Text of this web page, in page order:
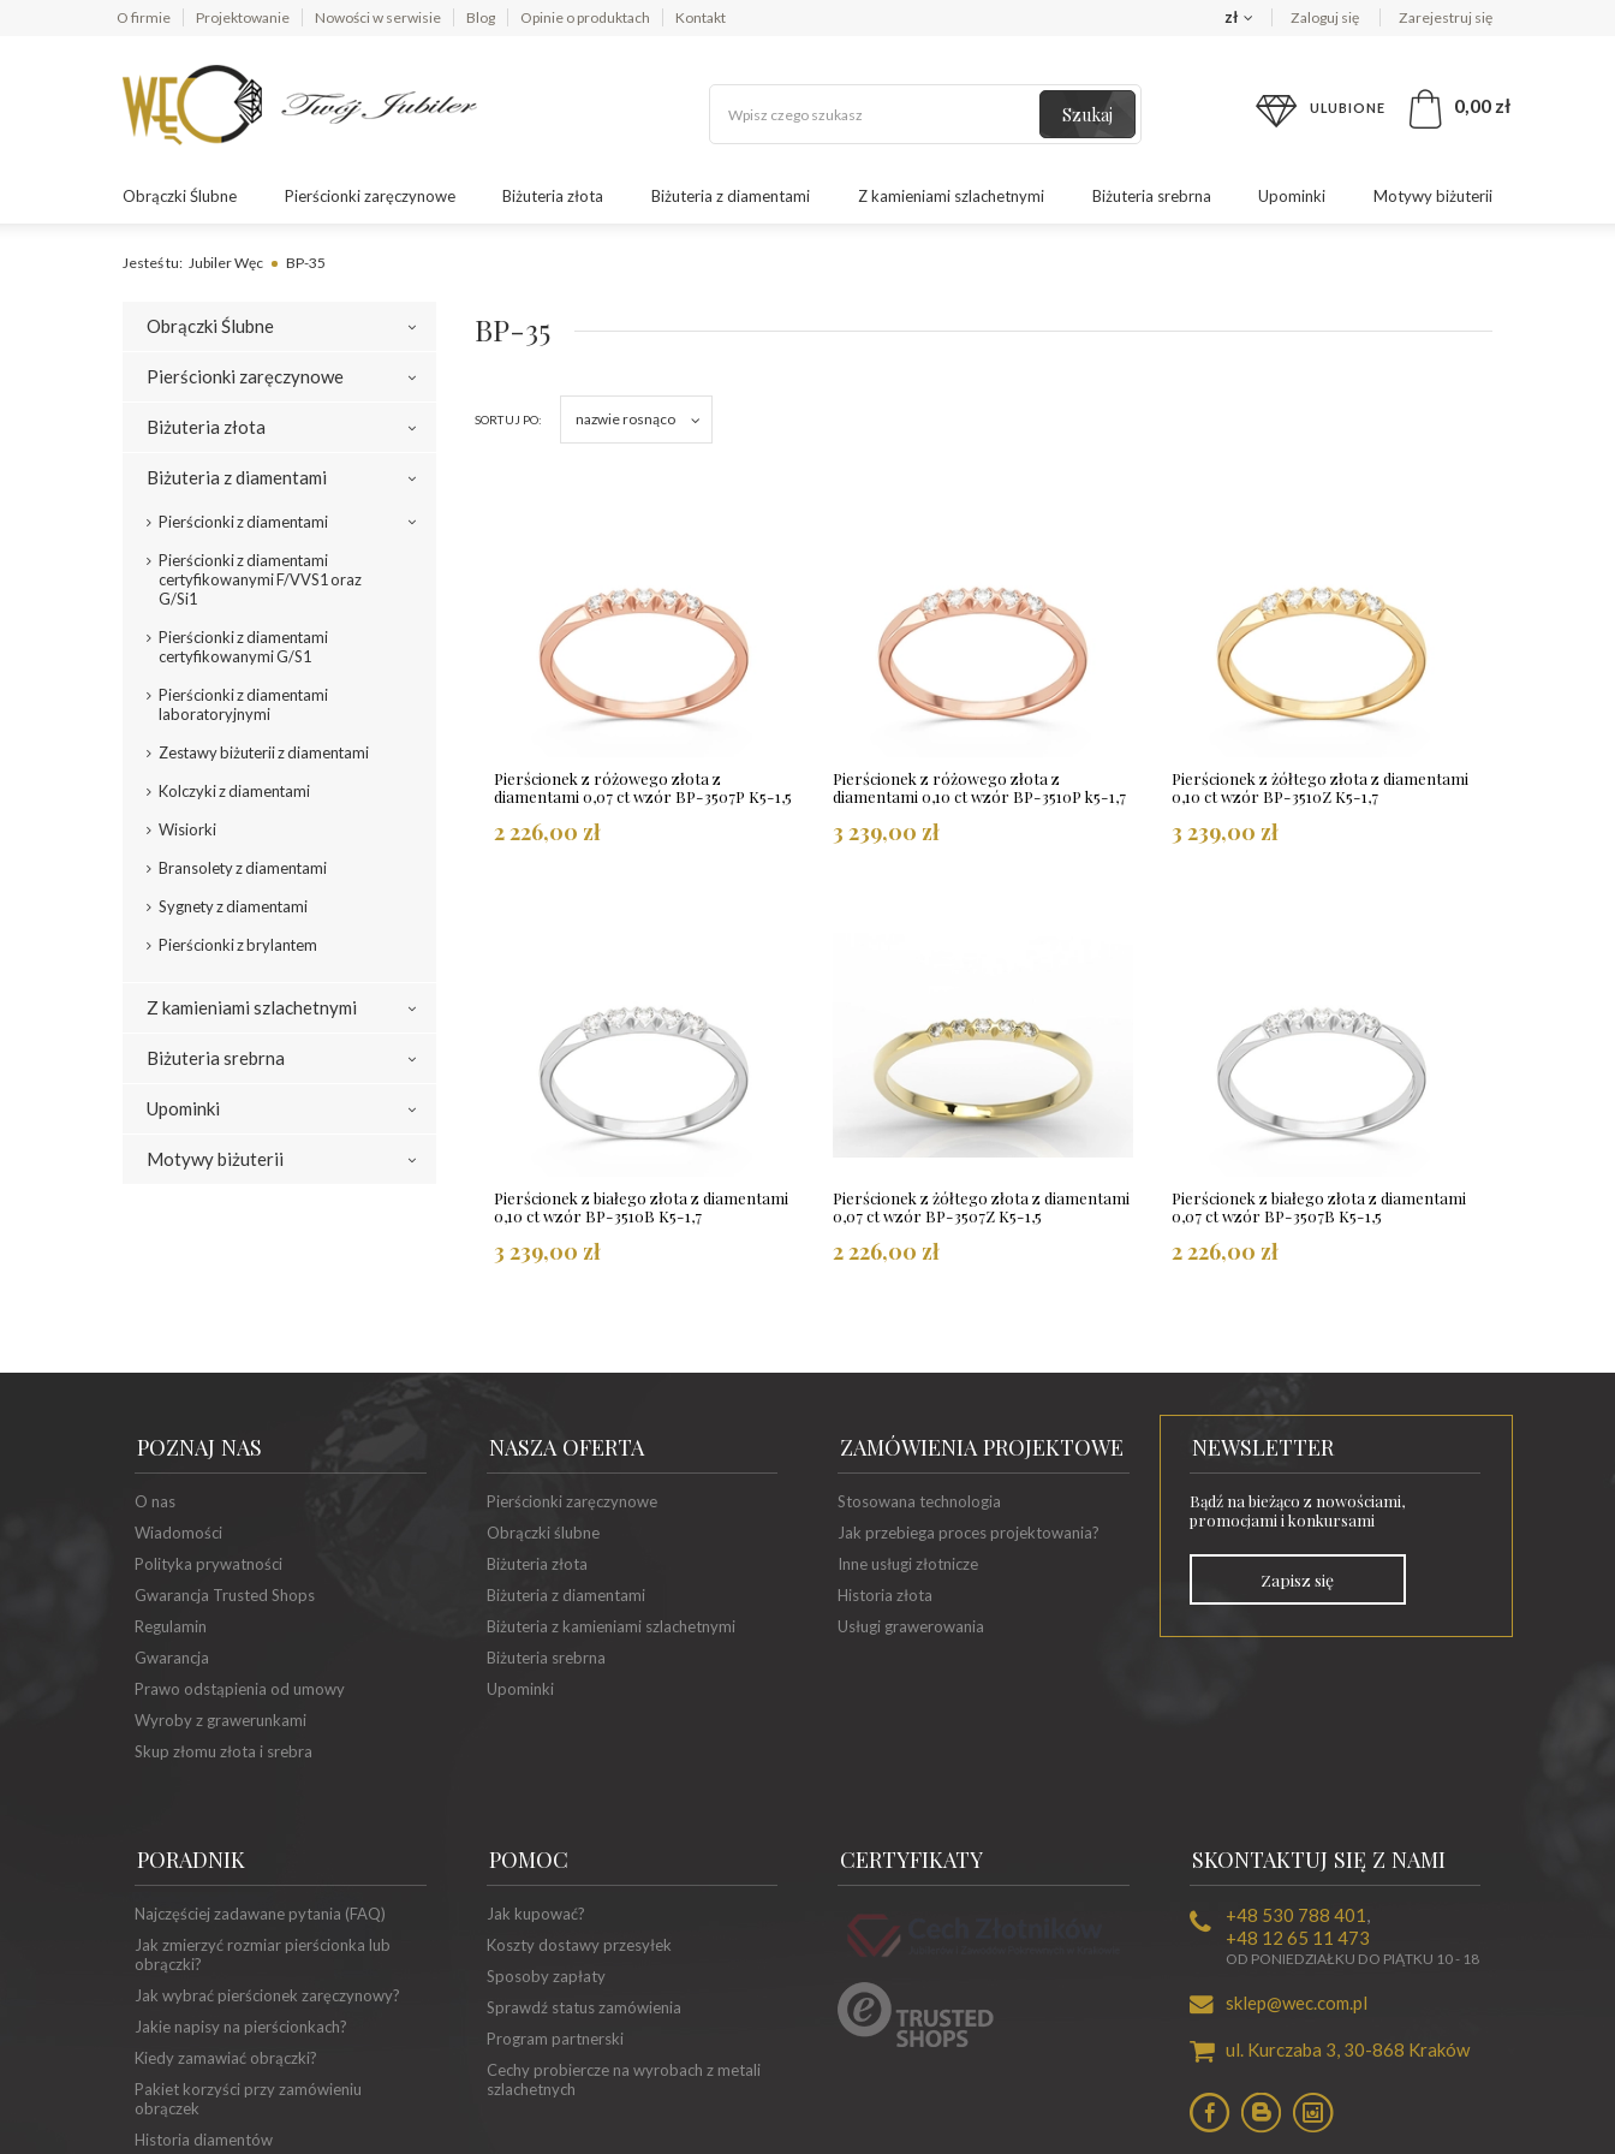
O firmie Projektowanie Nowości w serwisie Blog Opinie o produktach Kontakt zł Zaloguj się Zarejestruj się
Szukaj ULUBIONE 0,00 zł
Obrączki Ślubne Pierścionki zaręczynowe Biżuteria złota Biżuteria z diamentami Z kamieniami szlachetnymi Biżuteria srebrna Upominki Motywy biżuterii
Jesteś tu: Jubiler Węc BP-35
Obrączki Ślubne
Pierścionki zaręczynowe
Biżuteria złota
Biżuteria z diamentami
Pierścionki z diamentami
Pierścionki z diamentami
certyfikowanymi F/VVS1 oraz
G/Si1
Pierścionki z diamentami
certyfikowanymi G/S1
Pierścionki z diamentami
laboratoryjnymi
Zestawy biżuterii z diamentami
Kolczyki z diamentami
Wisiorki
Bransolety z diamentami
Sygnety z diamentami
Pierścionki z brylantem
Z kamieniami szlachetnymi
Biżuteria srebrna
Upominki
Motywy biżuterii
BP-35
SORTUJ PO: nazwie rosnąco
Pierścionek z różowego złota z
diamentami 0,07 ct wzór BP-3507P K5-1,5
2 226,00 zł
Pierścionek z różowego złota z
diamentami 0,10 ct wzór BP-3510P k5-1,7
3 239,00 zł
Pierścionek z żółtego złota z diamentami
0,10 ct wzór BP-3510Z K5-1,7
3 239,00 zł
Pierścionek z białego złota z diamentami
0,10 ct wzór BP-3510B K5-1,7
3 239,00 zł
Pierścionek z żółtego złota z diamentami
0,07 ct wzór BP-3507Z K5-1,5
2 226,00 zł
Pierścionek z białego złota z diamentami
0,07 ct wzór BP-3507B K5-1,5
2 226,00 zł
POZNAJ NAS
O nas
Wiadomości
Polityka prywatności
Gwarancja Trusted Shops
Regulamin
Gwarancja
Prawo odstąpienia od umowy
Wyroby z grawerunkami
Skup złomu złota i srebra
NASZA OFERTA
Pierścionki zaręczynowe
Obrączki ślubne
Biżuteria złota
Biżuteria z diamentami
Biżuteria z kamieniami szlachetnymi
Biżuteria srebrna
Upominki
ZAMÓWIENIA PROJEKTOWE
Stosowana technologia
Jak przebiega proces projektowania?
Inne usługi złotnicze
Historia złota
Usługi grawerowania
NEWSLETTER
Bądź na bieżąco z nowościami,
promocjami i konkursami
Zapisz się
PORADNIK
Najczęściej zadawane pytania (FAQ)
Jak zmierzyć rozmiar pierścionka lub
obrączki?
Jak wybrać pierścionek zaręczynowy?
Jakie napisy na pierścionkach?
Kiedy zamawiać obrączki?
Pakiet korzyści przy zamówieniu
obrączek
Historia diamentów
POMOC
Jak kupować?
Koszty dostawy przesyłek
Sposoby zapłaty
Sprawdź status zamówienia
Program partnerski
Cechy probiercze na wyrobach z metali
szlachetnych
CERTYFIKATY SKONTAKTUJ SIĘ Z NAMI
+48 530 788 401 ,
+48 12 65 11 473
OD PONIEDZIAŁKU DO PIĄTKU 10 - 18
sklep@wec.com.pl
ul. Kurczaba 3, 30-868 Kraków